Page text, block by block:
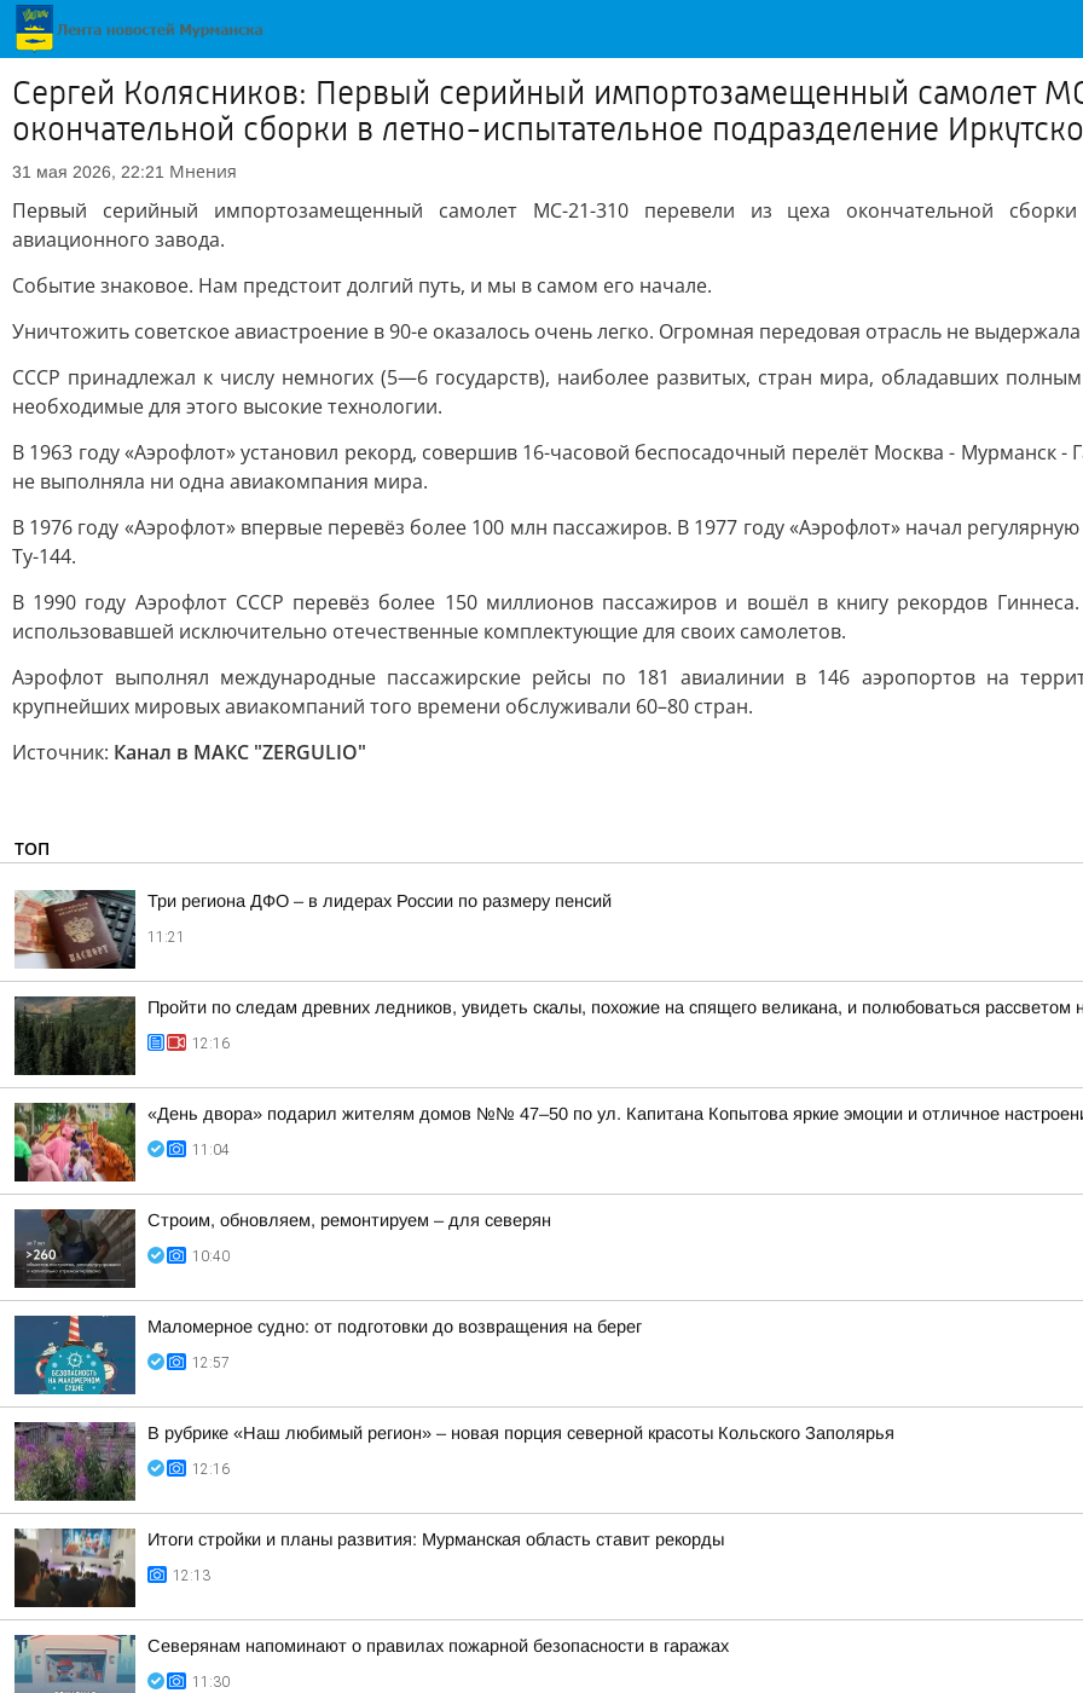
Сергей Колясников: Первый серийный импортозамещенный самолет
окончательной сборки в летно-испытательное подразделение
31 мая 2026, 22:21 Мнения
Первый серийный импортозамещенный самолет МС-21-310 перевели из цеха окончательной сборки
авиационного завода.
Событие знаковое. Нам предстоит долгий путь, и мы в самом его начале.
Уничтожить советское авиастроение в 90-е оказалось очень легко. Огромная передовая отрасль не
СССР принадлежал к числу немногих (5—6 государств), наиболее развитых, стран мира, обладавших
необходимые для этого высокие технологии.
В 1963 году «Аэрофлот» установил рекорд, совершив 16-часовой беспосадочный перелёт Москва - Мурманск
не выполняла ни одна авиакомпания мира.
В 1976 году «Аэрофлот» впервые перевёз более 100 млн пассажиров. В 1977 году «Аэрофлот» начал
Ту-144.
В 1990 году Аэрофлот СССР перевёз более 150 миллионов пассажиров и вошёл в книгу рекордов
использовавшей исключительно отечественные комплектующие для своих самолетов.
Аэрофлот выполнял международные пассажирские рейсы по 181 авиалинии в 146 аэропортов на
крупнейших мировых авиакомпаний того времени обслуживали 60–80 стран.
Источник: Канал в МАКС "ZERGULIO"
ТОП
Три региона ДФО – в лидерах России по размеру пенсий
11:21
Пройти по следам древних ледников, увидеть скалы, похожие на спящего великана, и полюбоваться рассветом
12:16
«День двора» подарил жителям домов №№ 47–50 по ул. Капитана Копытова яркие эмоции и отличное
11:04
Строим, обновляем, ремонтируем – для северян
10:40
Маломерное судно: от подготовки до возвращения на берег
12:57
В рубрике «Наш любимый регион» – новая порция северной красоты Кольского Заполярья
12:16
Итоги стройки и планы развития: Мурманская область ставит рекорды
12:13
Северянам напоминают о правилах пожарной безопасности в гаражах
11:30